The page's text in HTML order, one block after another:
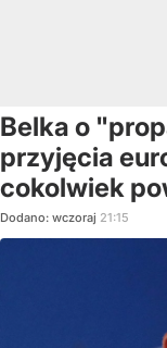
Belka o
przyjęcia
cokolwiek
Dodano: wczoraj 21:15